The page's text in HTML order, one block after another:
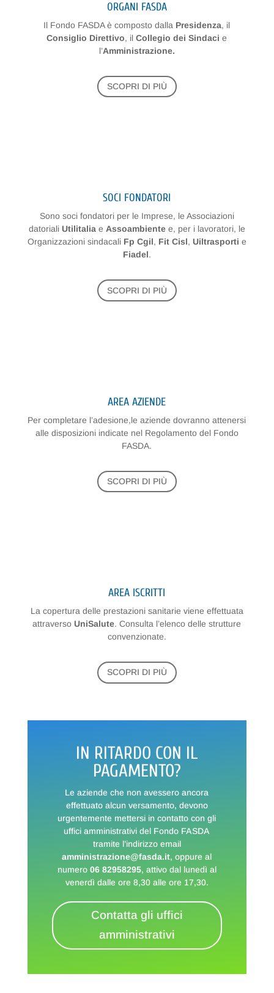
ORGANI FASDA
Il Fondo FASDA è composto dalla Presidenza, il
Consiglio Direttivo, ilCollegio dei Sindaci e
l’Amministrazione.
SCOPRI DI PIÙ
SOCI FONDATORI
Sono soci fondatori per le Imprese, le Associazioni
datoriali Utilitaliae Assoambientee, per i lavoratori, le
Organizzazioni sindacali Fp Cgil, Fit Cisl, Uiltrasporti e
Fiadel.
SCOPRI DI PIÙ
AREA AZIENDE
Per completare l’adesione,le aziende dovranno attenersi
alle disposizioni indicate nel Regolamento del Fondo
FASDA.
SCOPRI DI PIÙ
AREA ISCRITTI
La copertura delle prestazioni sanitarie viene effettuata
attraversoUniSalute. Consulta l’elenco delle strutture
convenzionate.
SCOPRI DI PIÙ
IN RITARDO CON IL
PAGAMENTO?
Le aziende che non avessero ancora
effettuato alcun versamento, devono
urgentemente mettersi in contatto con gli
uffici amministrativi del Fondo FASDA
tramite l’indirizzo email
amministrazione@fasda.it, oppure al
numero 06 82958295, attivo dal lunedì al
venerdì dalle ore 8,30 alle ore 17,30.
Contatta gli uffici
amministrativi